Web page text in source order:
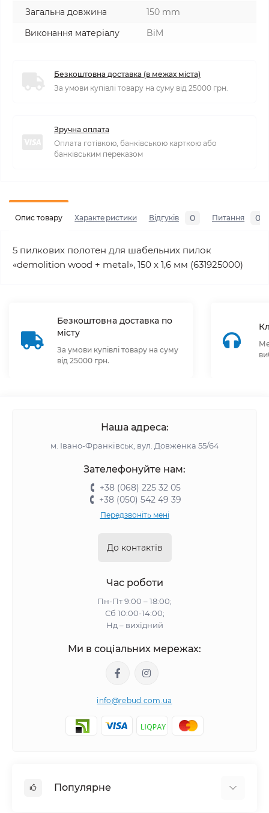
Загальна довжина
150 mm
Виконання матеріалу
BiM
Безкоштовна доставка (в межах міста)
За умови купівлі товару на суму від 25000 грн.
Зручна оплата
Оплата готівкою, банківською карткою або
банківським переказом
Опис товару Характеристики Відгуків 0 Питання 0
5 пилкових полотен для шабельних пилок
«demolition wood + metal», 150 x 1,6 мм (631925000)
Безкоштовна доставка по
місту
За умови купівлі товару на суму
від 25000 грн.
Наша адреса:
м. Івано-Франківськ, вул. Довженка 55/64
Зателефонуйте нам:
+38 (068) 225 32 05
+38 (050) 542 49 39
Передзвоніть мені
До контактів
Час роботи
Пн-Пт 9:00 – 18:00;
Сб 10:00-14:00;
Нд – вихідний
Ми в соціальних мережах:
info@rebud.com.ua
Популярне